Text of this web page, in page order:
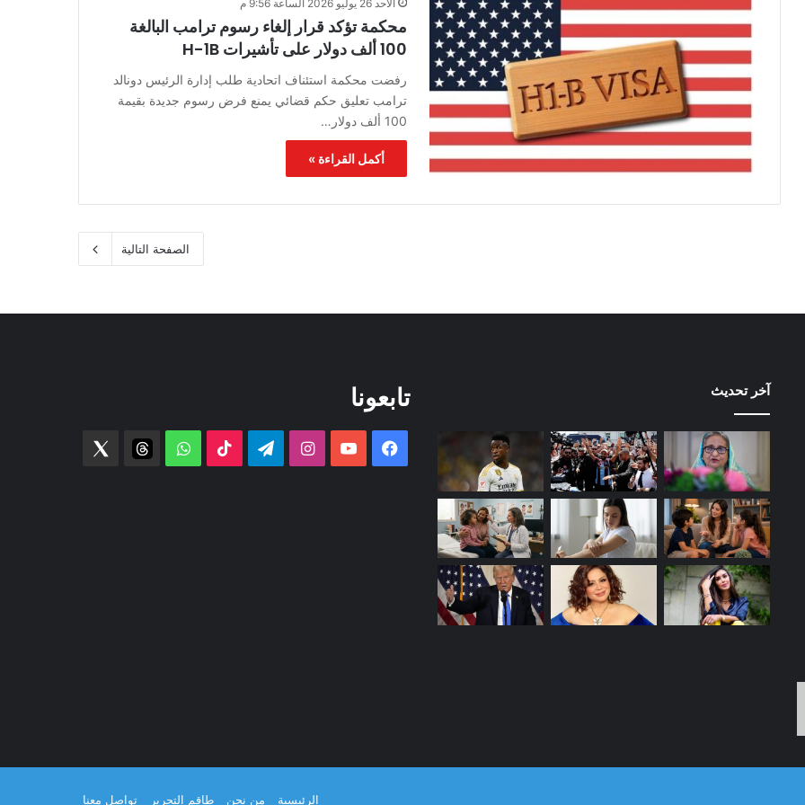
الأحد 26 يوليو 2026 الساعة 9:56 م
محكمة تؤكد قرار إلغاء رسوم ترامب البالغة
100 ألف دولار على تأشيرات H-1B
رفضت محكمة استئناف اتحادية طلب إدارة الرئيس دونالد
ترامب تعليق حكم قضائي يمنع فرض رسوم جديدة بقيمة
100 ألف دولار…
أكمل القراءة »
الصفحة التالية
آخر تحديث تابعونا
فيسبوك‫YouTubeانستقرامتيلقرام ‫TikTok واتساب threads
الرئيسية من نحن طاقم التحرير تواصل معنا